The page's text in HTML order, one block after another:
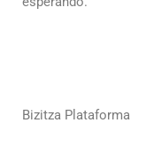
Bizitza Plataforma